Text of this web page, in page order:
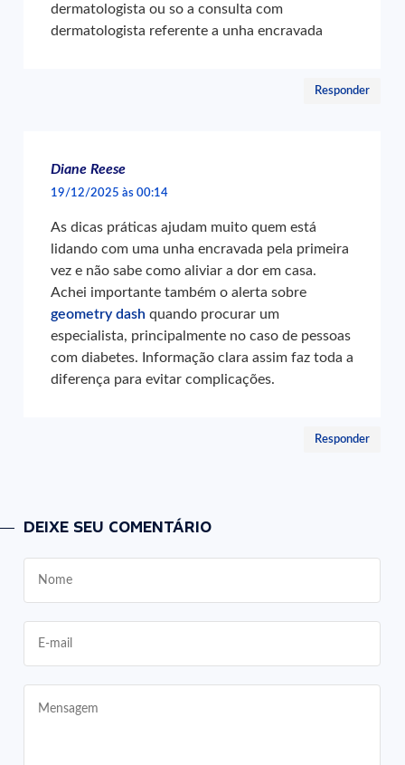
dermatologista ou so a consulta com
dermatologista referente a unha encravada
Responder
Diane Reese
19/12/2025 às 00:14
As dicas práticas ajudam muito quem está
lidando com uma unha encravada pela primeira
vez e não sabe como aliviar a dor em casa.
Achei importante também o alerta sobre
geometry dash quando procurar um
especialista, principalmente no caso de pessoas
com diabetes. Informação clara assim faz toda a
diferença para evitar complicações.
Responder
DEIXE SEU COMENTÁRIO